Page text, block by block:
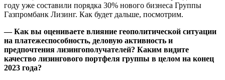
году уже составили порядка 30% нового бизнеса Группы
Газпромбанк Лизинг. Как будет дальше, посмотрим.
— Как вы оцениваете влияние геополитической ситуации
на платежеспособность, деловую активность и
предпочтения лизингополучателей? Каким видите
качество лизингового портфеля группы в целом на конец
2023 года?